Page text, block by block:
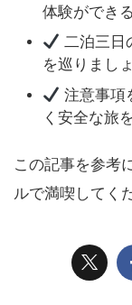
体験ができ
二泊三日
を巡りましょ
注意事項
く安全な旅
この記事を参考
ルで満喫してく